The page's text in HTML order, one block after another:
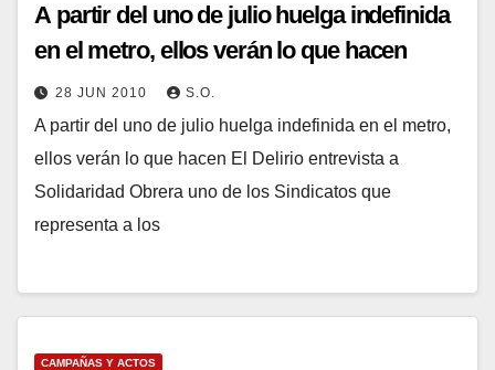
A partir del uno de julio huelga indefinida
en el metro, ellos verán lo que hacen
28 JUN 2010 S.O.
A partir del uno de julio huelga indefinida en el metro,
ellos verán lo que hacen El Delirio entrevista a
Solidaridad Obrera uno de los Sindicatos que
representa a los
CAMPAÑAS Y ACTOS